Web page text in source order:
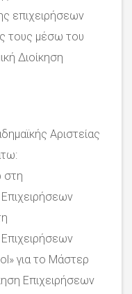
επιχειρήσεων
τους μέσω του
Διοίκηση
Αριστείας
στη
για το Μάστερ
Επιχειρήσεων